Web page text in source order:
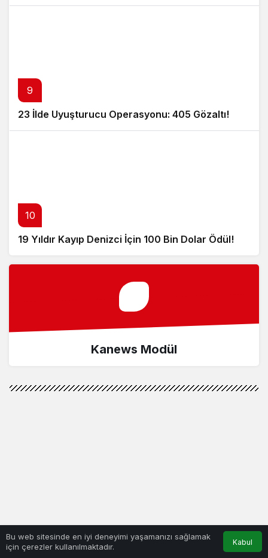
9
23 İlde Uyuşturucu Operasyonu: 405 Gözaltı!
10
19 Yıldır Kayıp Denizci İçin 100 Bin Dolar Ödül!
Kanews Modül
Bu web sitesinde en iyi deneyimi yaşamanızı sağlamak
için çerezler kullanılmaktadır.
Kabul